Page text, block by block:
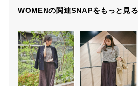
WOMENの関連SNAPをもっと見る